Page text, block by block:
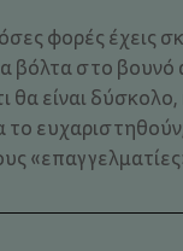
φορές έχεις
βόλτα στο
θα είναι
το